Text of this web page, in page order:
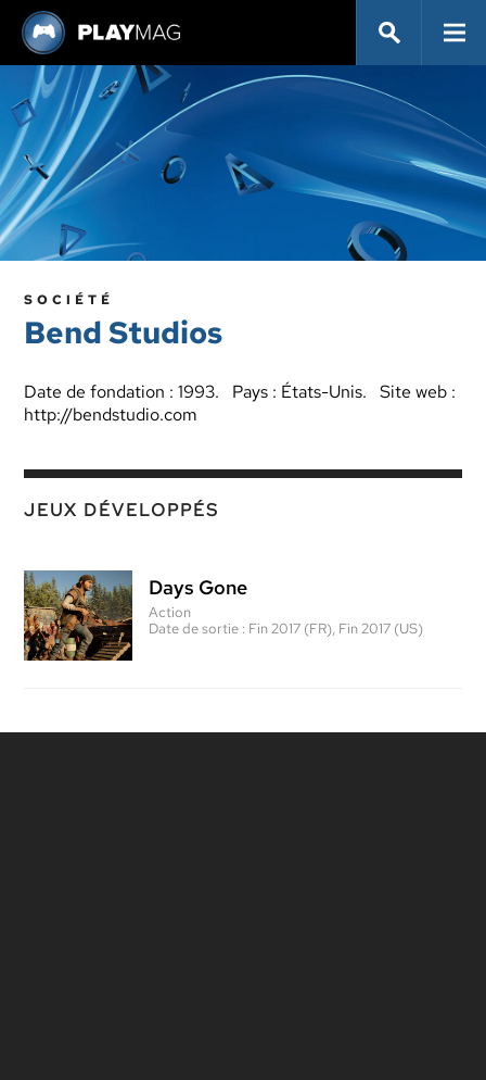
SOCIÉTÉ
Bend Studios
Date de fondation : 1993. Pays : États-Unis. Site web :
http://bendstudio.com
JEUX DÉVELOPPÉS
Days Gone
Action
Date de sortie : Fin 2017 (FR), Fin 2017 (US)